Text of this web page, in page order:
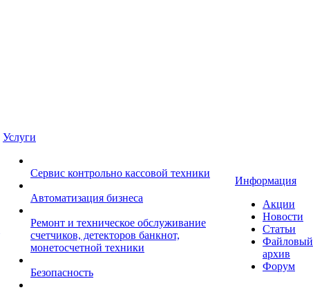
Услуги
Сервис контрольно кассовой техники
Автоматизация бизнеса
Ремонт и техническое обслуживание
счетчиков, детекторов банкнот,
монетосчетной техники
Безопасность
Информация
Акции
Новости
Статьи
Файловый
архив
Форум